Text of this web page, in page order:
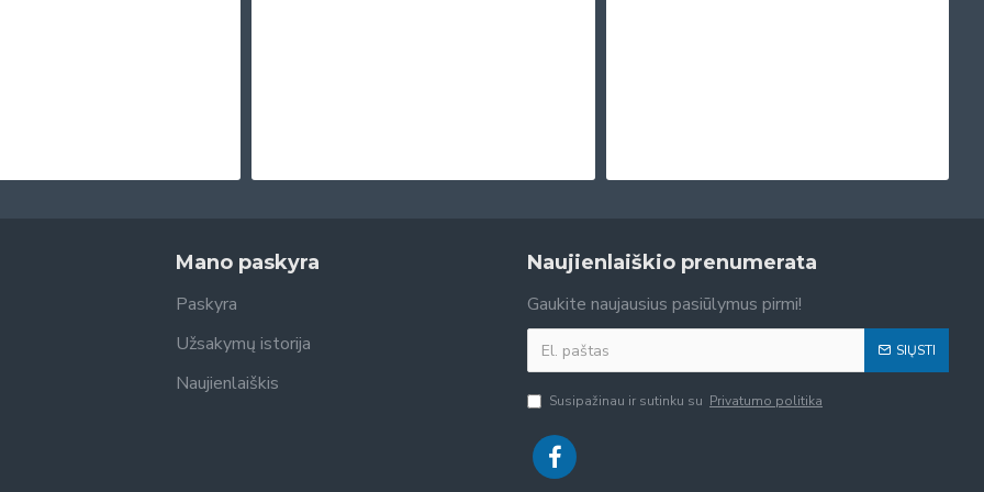
Mano paskyra
Paskyra
Užsakymų istorija
Naujienlaiškis
Naujienlaiškio prenumerata
Gaukite naujausius pasiūlymus pirmi!
SIŲSTI
Susipažinau ir sutinku su Privatumo politika